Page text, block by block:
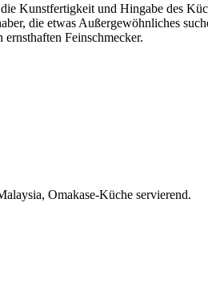
Kunstfertigkeit und Hingabe des
die etwas Außergewöhnliches
Feinschmecker.
Omakase-Küche servierend.